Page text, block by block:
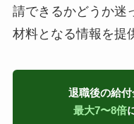
請できるかどうか迷
材料となる情報を提
退職後の給
最大7〜8倍